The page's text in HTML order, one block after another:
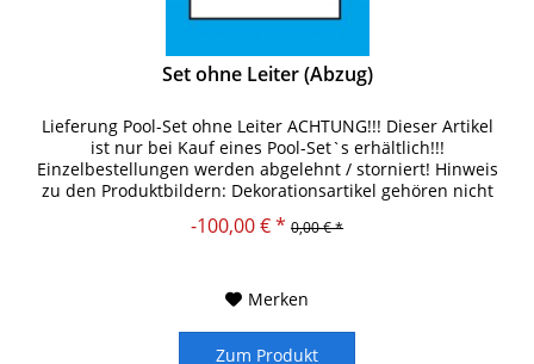
Set ohne Leiter (Abzug)
Lieferung Pool-Set ohne Leiter ACHTUNG!!! Dieser Artikel
ist nur bei Kauf eines Pool-Set`s erhältlich!!!
Einzelbestellungen werden abgelehnt / storniert! Hinweis
zu den Produktbildern: Dekorationsartikel gehören nicht
-100,00 € * 0,00 € *
Merken
Zum Produkt